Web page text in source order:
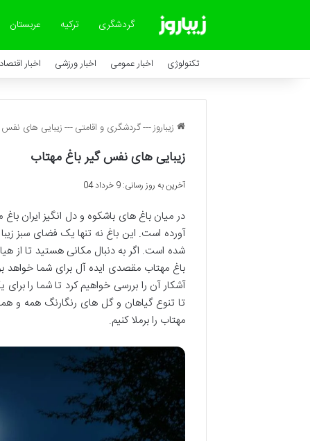
گردشگری ترکیه عربستان
تکنولوژی اخبار عمومی اخبار ورزشی اخبار
زیباروز---گردشگری و اقامتی ---زیبایی های نفس
زیبایی های نفس گیر باغ مهتاب
آخرین به روز رسانی: 9 خرداد 04
در میان باغ های باشکوه و دل انگیز ایران
آورده است. این باغ نه تنها یک فضای سبز
شده است. اگر به دنبال مکانی هستید تا از
باغ مهتاب مقصدی ایده آل برای شما خواهد
آشکار آن را بررسی خواهیم کرد تا شما را
تا تنوع گیاهان و گل های رنگارنگ همه و
مهتاب را برملا کنیم.